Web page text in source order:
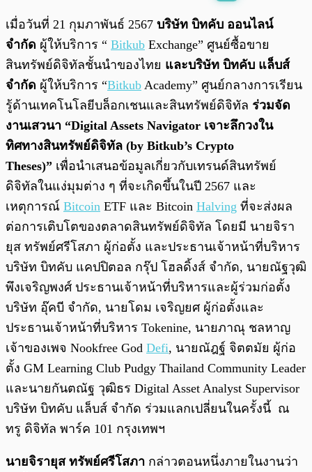
พร้อมเล่น 0:00/ 0:00
เมื่อวันที่ 21 กุมภาพันธ์ 2567 บริษัท บิทคับ ออนไลน์
จำกัด ผู้ให้บริการ “ Bitkub Exchange” ศูนย์ซื้อขาย
สินทรัพย์ดิจิทัลชั้นนำของไทย และบริษัท บิทคับ แล็บส์
จำกัด ผู้ให้บริการ “Bitkub Academy” ศูนย์กลางการเรียน
รู้ด้านเทคโนโลยีบล็อกเชนและสินทรัพย์ดิจิทัล ร่วมจัด
งานเสวนา “Digital Assets Navigator เจาะลึกวงใน
ทิศทางสินทรัพย์ดิจิทัล (by Bitkub’s Crypto
Theses)” เพื่อนำเสนอข้อมูลเกี่ยวกับเทรนด์สินทรัพย์
ดิจิทัลในแง่มุมต่าง ๆ ที่จะเกิดขึ้นในปี 2567 และ
เหตุการณ์ Bitcoin ETF และ Bitcoin Halving ที่จะส่งผล
ต่อการเติบโตของตลาดสินทรัพย์ดิจิทัล โดยมี นายจิรา
ยุส ทรัพย์ศรีโสภา ผู้ก่อตั้ง และประธานเจ้าหน้าที่บริหาร
บริษัท บิทคับ แคปปิตอล กรุ๊ป โฮลดิ้งส์ จำกัด, นายณัฐวุฒิ
พึงเจริญพงศ์ ประธานเจ้าหน้าที่บริหารและผู้ร่วมก่อตั้ง
บริษัท อุ๊คบี จำกัด, นายโดม เจริญยศ ผู้ก่อตั้งและ
ประธานเจ้าหน้าที่บริหาร Tokenine, นายภาณุ ชลหาญ
เจ้าของเพจ Nookfree God Defi, นายณัฎฐ์ จิตตมัย ผู้ก่อ
ตั้ง GM Learning Club Pudgy Thailand Community Leader
และนายกันตณัฐ วุฒิธร Digital Asset Analyst Supervisor
บริษัท บิทคับ แล็บส์ จำกัด ร่วมแลกเปลี่ยนในครั้งนี้ ณ
ทรู ดิจิทัล พาร์ค 101 กรุงเทพฯ
นายจิรายุส ทรัพย์ศรีโสภา กล่าวตอนหนึ่งภายในงานว่า